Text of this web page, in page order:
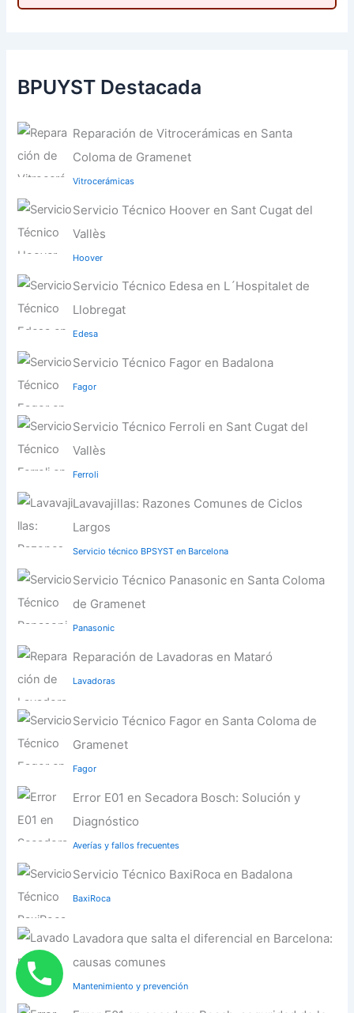
BPUYST Destacada
Reparación de Vitrocerámicas en Santa
Coloma de Gramenet
Vitrocerámicas
Servicio Técnico Hoover en Sant Cugat del
Vallès
Hoover
Servicio Técnico Edesa en L´Hospitalet de
Llobregat
Edesa
Servicio Técnico Fagor en Badalona
Fagor
Servicio Técnico Ferroli en Sant Cugat del
Vallès
Ferroli
Lavavajillas: Razones Comunes de Ciclos
Largos
Servicio técnico BPSYST en Barcelona
Servicio Técnico Panasonic en Santa Coloma
de Gramenet
Panasonic
Reparación de Lavadoras en Mataró
Lavadoras
Servicio Técnico Fagor en Santa Coloma de
Gramenet
Fagor
Error E01 en Secadora Bosch: Solución y
Diagnóstico
Averías y fallos frecuentes
Servicio Técnico BaxiRoca en Badalona
BaxiRoca
Lavadora que salta el diferencial en Barcelona:
causas comunes
Mantenimiento y prevención